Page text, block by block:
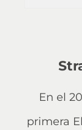
En el
primera